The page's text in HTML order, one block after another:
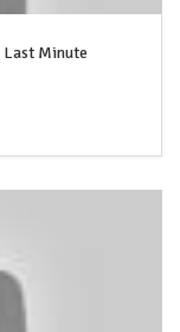
Last Minute